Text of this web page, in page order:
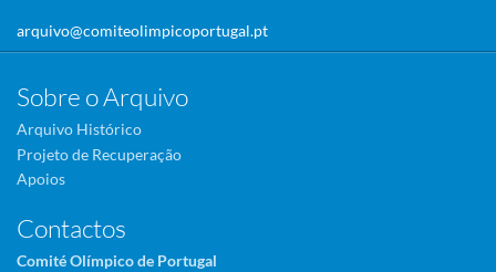
arquivo@comiteolimpicoportugal.pt
Sobre o Arquivo
Arquivo Histórico
Projeto de Recuperação
Apoios
Contactos
Comité Olímpico de Portugal